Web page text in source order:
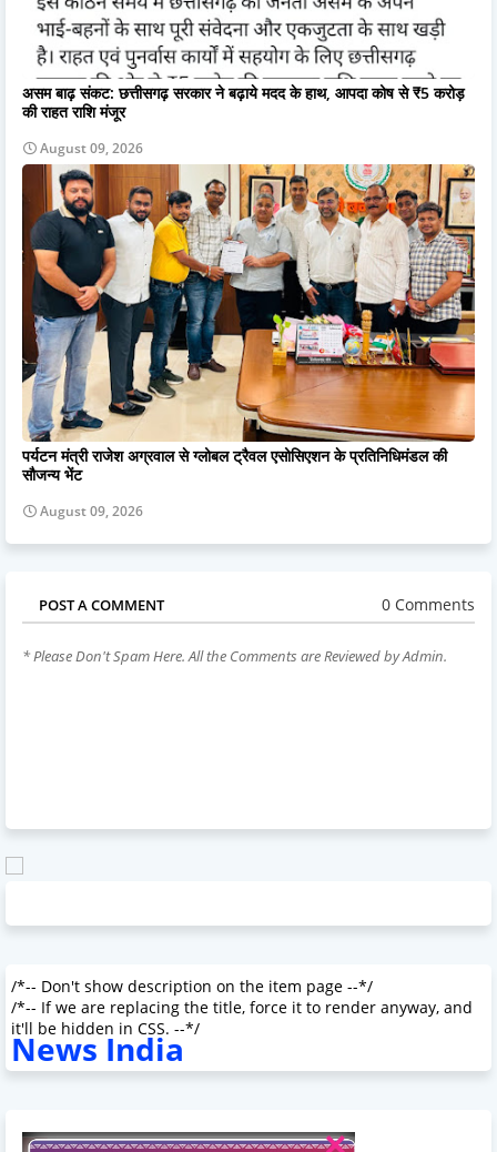
असम बाढ़ संकट: छत्तीसगढ़ सरकार ने बढ़ाये मदद के हाथ, आपदा कोष से ₹5 करोड़
की राहत राशि मंजूर
August 09, 2026
पर्यटन मंत्री राजेश अग्रवाल से ग्लोबल ट्रैवल एसोसिएशन के प्रतिनिधिमंडल की
सौजन्य भेंट
August 09, 2026
POST A COMMENT 0 Comments
* Please Don't Spam Here. All the Comments are Reviewed by Admin.
/*-- Don't show description on the item page --*/
/*-- If we are replacing the title, force it to render anyway, and
it'll be hidden in CSS. --*/
News India